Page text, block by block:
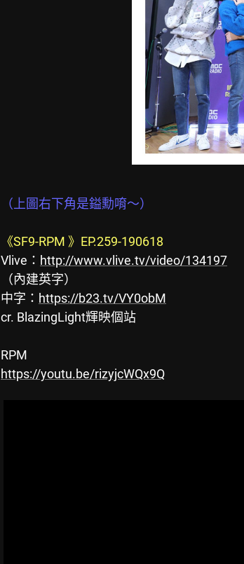
（上圖右下角是鎰勳唷～）
《SF9-RPM 》EP.259-190618
Vlive： http://www.vlive.tv/video/134197
（內建英字）
中字： https://b23.tv/VY0obM
cr. BlazingLight輝映個站
RPM
https://youtu.be/rizyjcWQx9Q